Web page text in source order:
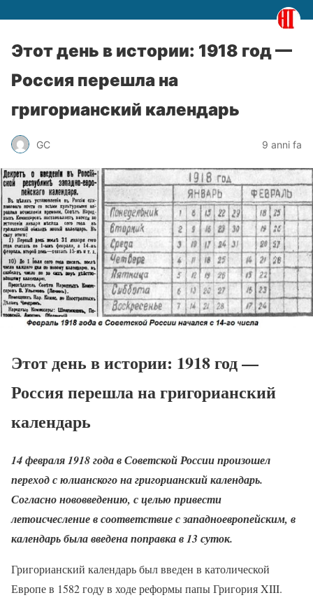
Этот день в истории: 1918 год —
Россия перешла на
григорианский календарь
GC 9 anni fa
Этот день в истории: 1918 год —
Россия перешла на григорианский
календарь
14 февраля 1918 года в Советской России произошел
переход с юлианского на григорианский календарь.
Согласно нововведению, с целью привести
летоисчесление в соответствие с западноевропейским, в
календарь была введена поправка в 13 суток.
Григорианский календарь был введен в католической
Европе в 1582 году в ходе реформы папы Григория XIII.